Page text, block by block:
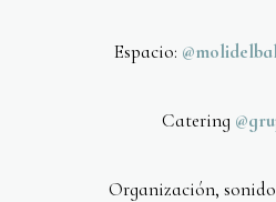
Espacio:
Catering
Organización,